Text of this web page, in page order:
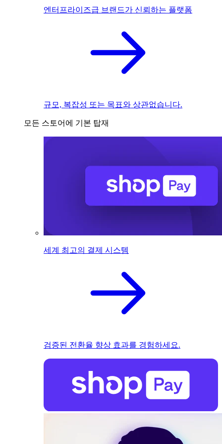
엔터프라이즈급 브랜드가 신뢰하는 플랫폼
규모, 복잡성 또는 목표와 상관없습니다.
모든 스토어에 기본 탑재
세계 최고의 결제 시스템
검증된 전환율 향상 효과를 경험하세요.